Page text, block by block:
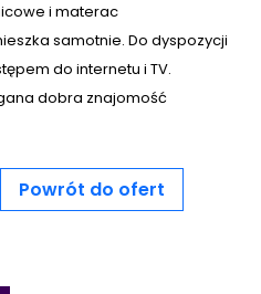
i materac
samotnie. Do dyspozycji
do internetu i TV.
dobra znajomość
Powrót do ofert